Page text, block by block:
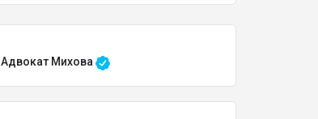
Адвокат Михова